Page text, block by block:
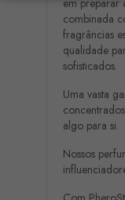
em preparar
combinada
fragrâncias
qualidade
sofisticados.
Uma vasta
algo para si.
Nossos